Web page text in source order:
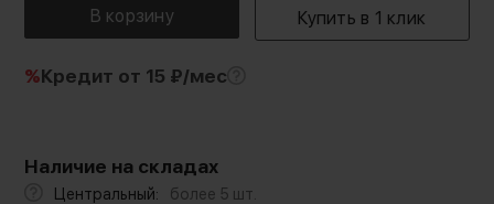
%Кредит от 15 ₽/мес
Наличие на складах
Центральный: более 5 шт.